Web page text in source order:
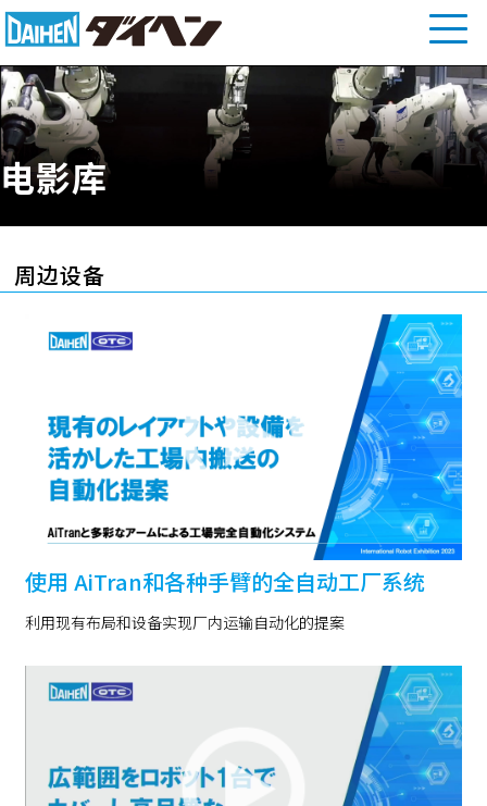
电影库
周边设备
使用 AiTran和各种手臂的全自动工厂系统
利用现有布局和设备实现厂内运输自动化的提案